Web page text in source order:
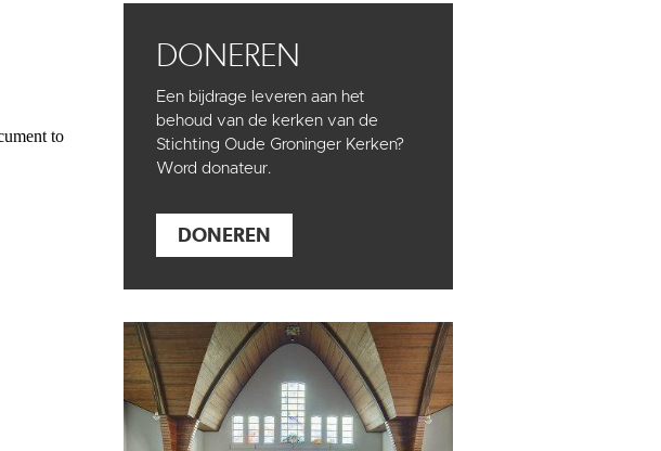
DONEREN
Een bijdrage leveren aan het
behoud van de kerken van de
Stichting Oude Groninger Kerken?
Word donateur.
DONEREN